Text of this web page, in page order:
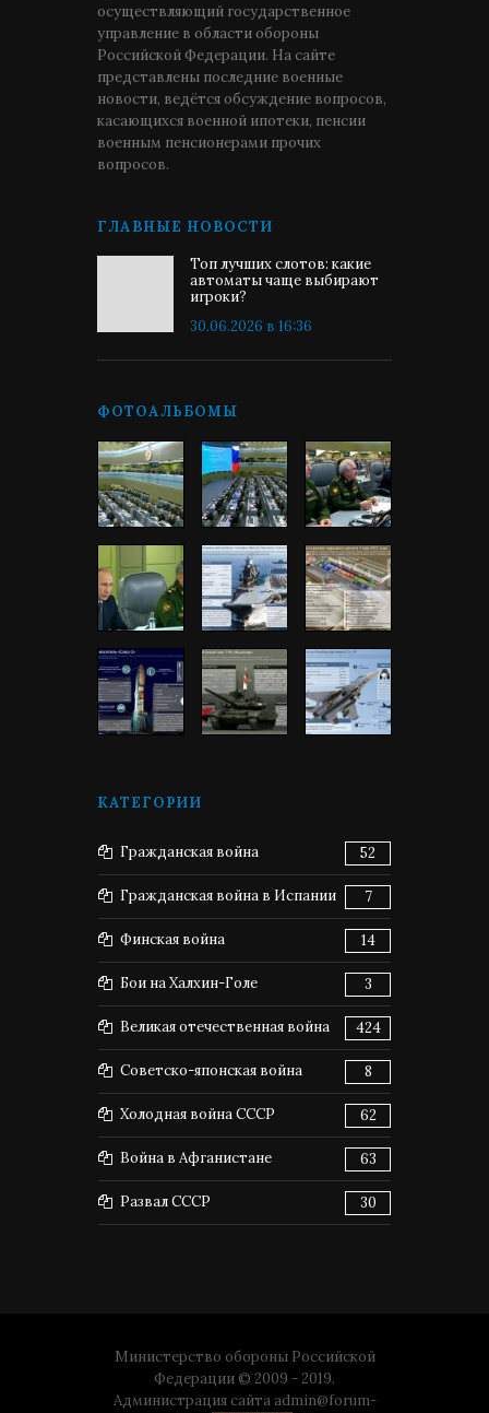
осуществляющий государственное
управление в области обороны
Российской Федерации. На сайте
представлены последние военные
новости, ведётся обсуждение вопросов,
касающихся военной ипотеки, пенсии
военным пенсионерами прочих
вопросов.
ГЛАВНЫЕ НОВОСТИ
Топ лучших слотов: какие
автоматы чаще выбирают
игроки?
30.06.2026 в 16:36
ФОТОАЛЬБОМЫ
КАТЕГОРИИ
Гражданская война 52
Гражданская война в Испании 7
Финская война 14
Бои на Халхин-Голе 3
Великая отечественная война 424
Советско-японская война 8
Холодная война СССР 62
Война в Афганистане 63
Развал СССР 30
Министерство обороны Российской
Федерации © 2009 - 2019.
Администрация сайта admin@forum-